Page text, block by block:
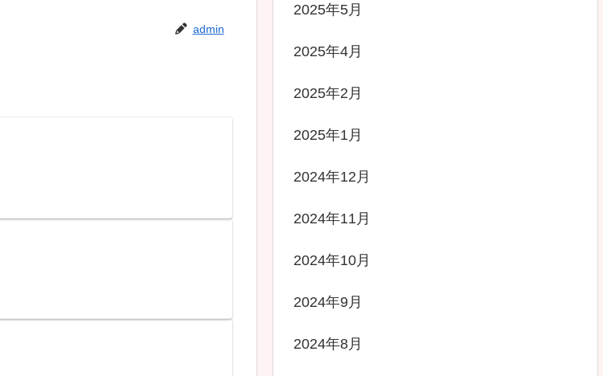
admin
2025年5月
2025年4月
2025年2月
2025年1月
2024年12月
2024年11月
2024年10月
2024年9月
2024年8月